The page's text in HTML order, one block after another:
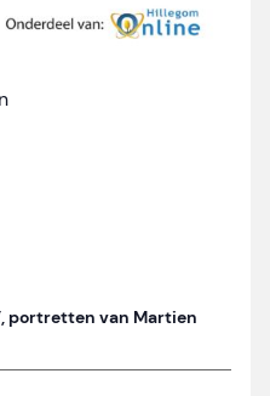
portretten van Martien